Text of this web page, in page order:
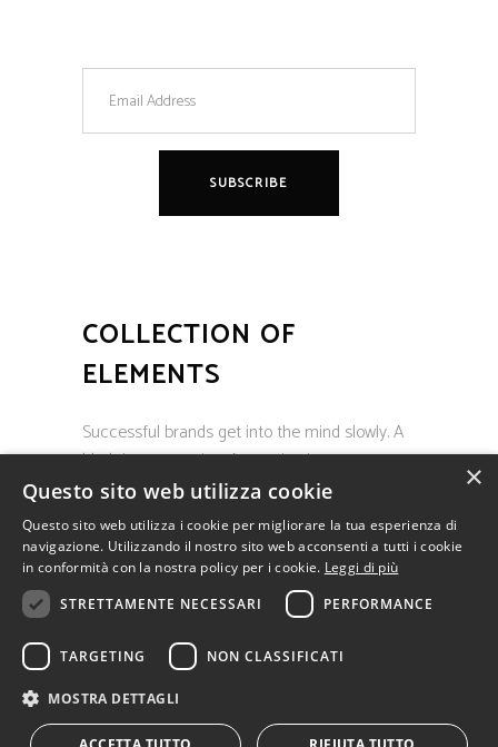
COLLECTION OF
ELEMENTS
Successful brands get into the mind slowly. A
blurb in a magazine. A mention in a
newspaper. A comment from a friend.
Big Sur s.c.r.l. • via G.A. Coppola, 3 • 73100 Lecce
+39 0832.346903
• pec: bigsur@pec.bigsur.it• P.I. 03266210750
•Contattaci• Privacy
×
Questo sito web utilizza cookie
Questo sito web utilizza i cookie per migliorare la tua esperienza di
navigazione. Utilizzando il nostro sito web acconsenti a tutti i cookie
in conformità con la nostra policy per i cookie. Leggi di più
STRETTAMENTE NECESSARI
PERFORMANCE
TARGETING NON CLASSIFICATI
MOSTRA DETTAGLI